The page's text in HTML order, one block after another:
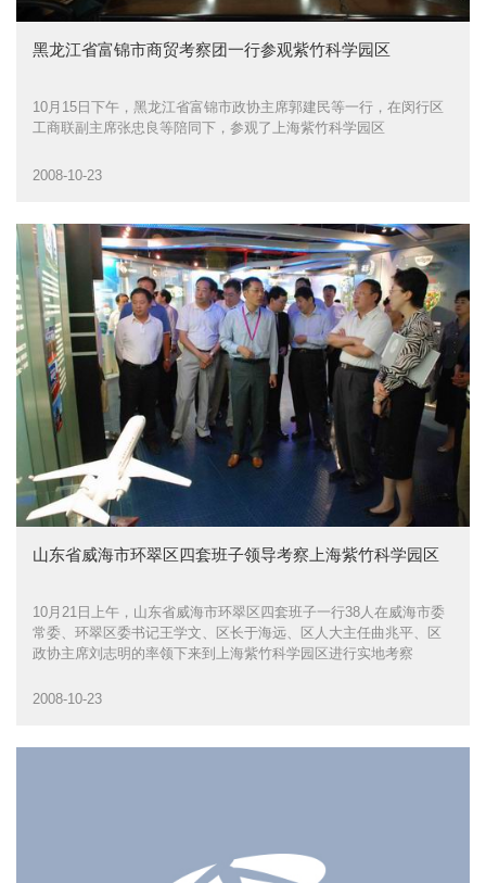
黑龙江省富锦市商贸考察团一行参观紫竹科学园区
10月15日下午，黑龙江省富锦市政协主席郭建民等一行，在闵行区
工商联副主席张忠良等陪同下，参观了上海紫竹科学园区
2008-10-23
山东省威海市环翠区四套班子领导考察上海紫竹科学园区
10月21日上午，山东省威海市环翠区四套班子一行38人在威海市委
常委、环翠区委书记王学文、区长于海远、区人大主任曲兆平、区
政协主席刘志明的率领下来到上海紫竹科学园区进行实地考察
2008-10-23